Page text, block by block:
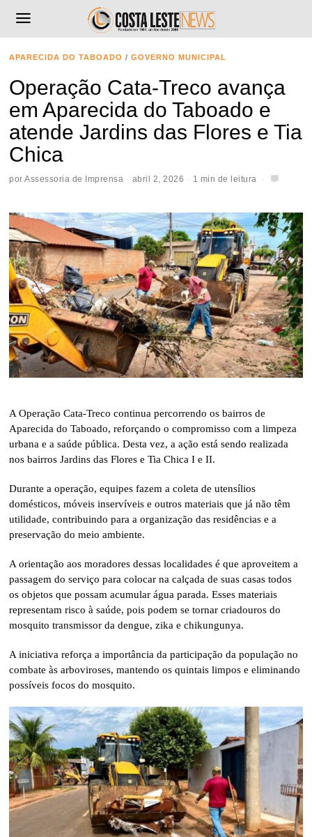
APARECIDA DO TABOADO / GOVERNO MUNICIPAL
Operação Cata-Treco avança
em Aparecida do Taboado e
atende Jardins das Flores e Tia
Chica
porAssessoria de Imprensa abril 2, 2026 1 min de leitura
A Operação Cata-Treco continua percorrendo os bairros de
Aparecida do Taboado, reforçando o compromisso com a limpeza
urbana e a saúde pública. Desta vez, a ação está sendo realizada
nos bairros Jardins das Flores e Tia Chica I e II.
Durante a operação, equipes fazem a coleta de utensílios
domésticos, móveis inservíveis e outros materiais que já não têm
utilidade, contribuindo para a organização das residências e a
preservação do meio ambiente.
A orientação aos moradores dessas localidades é que aproveitem a
passagem do serviço para colocar na calçada de suas casas todos
os objetos que possam acumular água parada. Esses materiais
representam risco à saúde, pois podem se tornar criadouros do
mosquito transmissor da dengue, zika e chikungunya.
A iniciativa reforça a importância da participação da população no
combate às arboviroses, mantendo os quintais limpos e eliminando
possíveis focos do mosquito.